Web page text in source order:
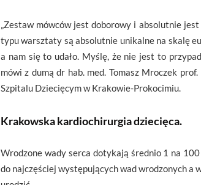
„Zestaw mówców jest doborowy i absolutnie
typu warsztaty są absolutnie unikalne na skalę
a nam się to udało. Myślę, że nie jest to
mówi z dumą dr hab. med. Tomasz Mroczek
Szpitalu Dziecięcym w Krakowie-Prokocimiu.
Krakowska kardiochirurgia dziecięca.
Wrodzone wady serca dotykają średnio 1 na
do najczęściej występujących wad wrodzonych a